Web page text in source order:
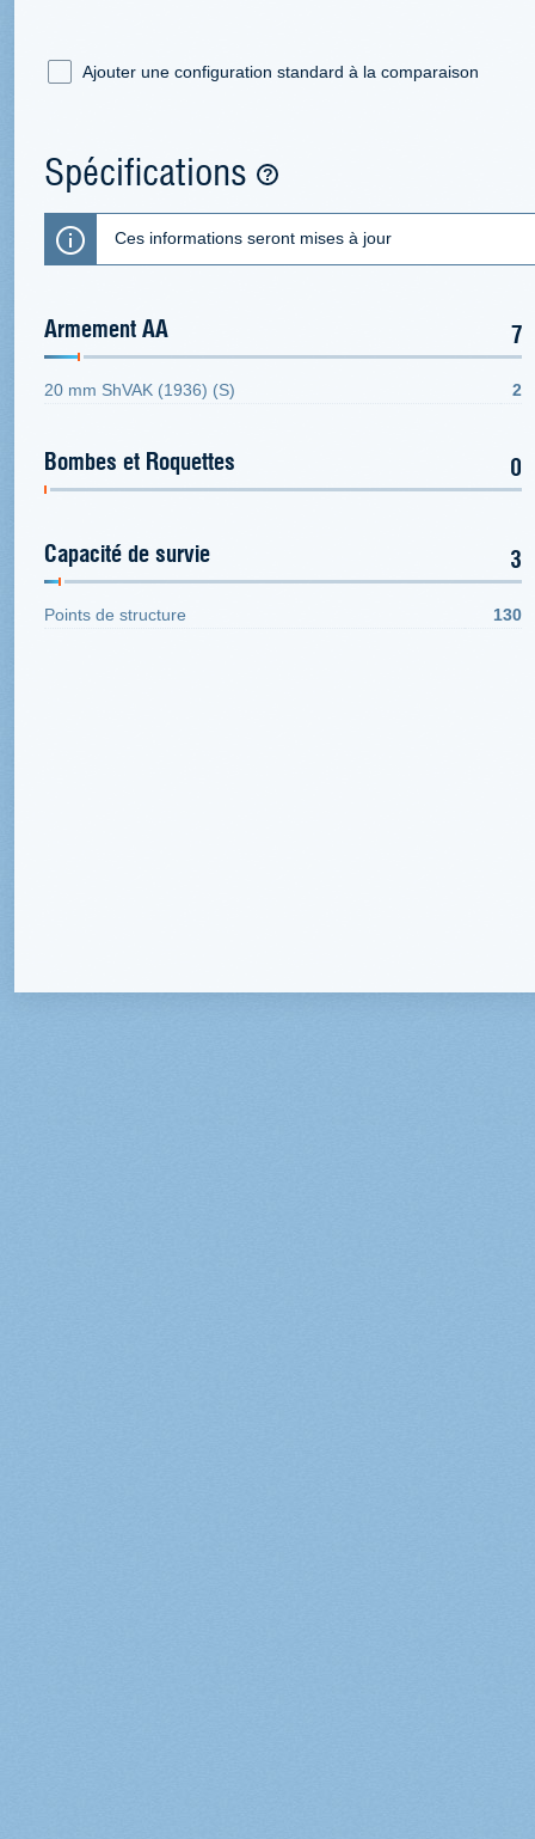
Ajouter une configuration standard à la comparaison
Spécifications
Ces informations seront mises à jour
Armement AA 7
20 mm ShVAK (1936) (S) 2
Bombes et Roquettes 0
Capacité de survie 3
Points de structure 130